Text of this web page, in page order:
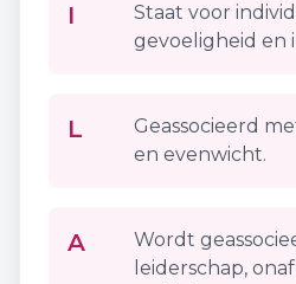
I
Staat voor
gevoeligheid en
L
Geassocieerd
en evenwicht.
A
Wordt
leiderschap,